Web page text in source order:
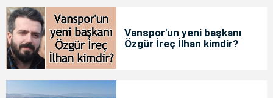
Vanspor'un yeni başkanı
Özgür İreç İlhan kimdir?